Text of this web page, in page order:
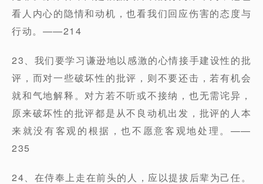
看人内心的隐情和动机，也看我们回应伤害的态度与
行动。——214
23、我们要学习谦逊地以感激的心情接手建设性的批
评，而对一些破坏性的批评，则不要还击，若有机会
就和气地解释。对方若不听或不接纳，也无需诧异，
原来破坏性的批评都是从不良动机出发，批评的人本
来就没有客观的根据，也不愿意客观地处理。——
235
24、在侍奉上走在前头的人，应以提拔后辈为己任。